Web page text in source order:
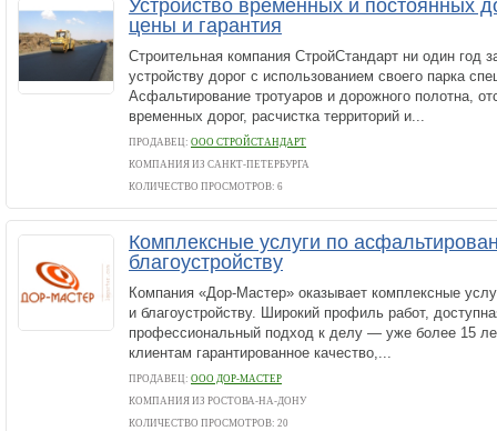
Устройство временных и постоянных
цены и гарантия
Строительная компания СтройСтандарт ни один год
устройству дорог с использованием своего парка
Асфальтирование тротуаров и дорожного полотна,
временных дорог, расчистка территорий и...
ПРОДАВЕЦ: ООО СТРОЙСТАНДАРТ
КОМПАНИЯ ИЗ САНКТ-ПЕТЕРБУРГА
КОЛИЧЕСТВО ПРОСМОТРОВ: 6
Комплексные услуги по
благоустройству
Компания «Дор-Мастер» оказывает комплексные
и благоустройству. Широкий профиль работ,
профессиональный подход к делу — уже более 15
клиентам гарантированное качество,...
ПРОДАВЕЦ: ООО ДОР-МАСТЕР
КОМПАНИЯ ИЗ РОСТОВА-НА-ДОНУ
КОЛИЧЕСТВО ПРОСМОТРОВ: 20